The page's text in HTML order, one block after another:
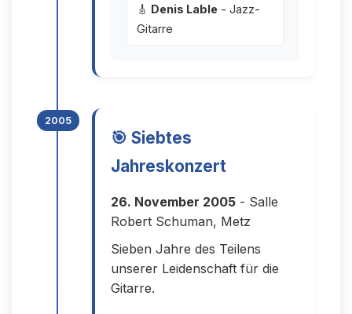
🎸 Denis Lable - Jazz-
Gitarre
2005
🎯 Siebtes
Jahreskonzert
26. November 2005 - Salle
Robert Schuman, Metz
Sieben Jahre des Teilens
unserer Leidenschaft für die
Gitarre.